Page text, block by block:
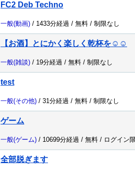
FC2 Deb Techno
一般(動画) / 1433分経過 / 無料 / 制限なし
【お酒】とにかく楽しく乾杯を☺️☺️
一般(雑談) / 19分経過 / 無料 / 制限なし
test
一般(その他) / 31分経過 / 無料 / 制限なし
ゲーム
一般(ゲーム) / 10699分経過 / 無料 / ログイン
全部脱ぎます